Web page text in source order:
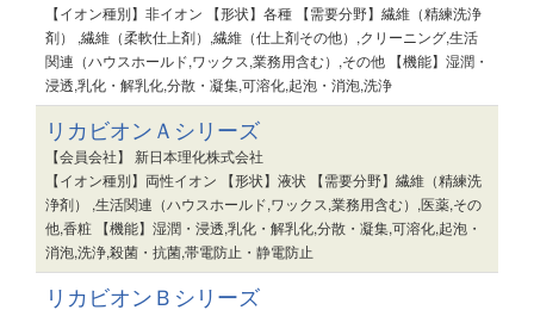
【イオン種別】非イオン 【形状】各種 【需要分野】繊維（精練洗浄
剤） ,繊維（柔軟仕上剤）,繊維（仕上剤その他）,クリーニング,生活
関連（ハウスホールド,ワックス,業務用含む）,その他 【機能】湿潤・
浸透,乳化・解乳化,分散・凝集,可溶化,起泡・消泡,洗浄
リカビオンＡシリーズ
【会員会社】 新日本理化株式会社
【イオン種別】両性イオン 【形状】液状 【需要分野】繊維（精練洗
浄剤） ,生活関連（ハウスホールド,ワックス,業務用含む）,医薬,その
他,香粧 【機能】湿潤・浸透,乳化・解乳化,分散・凝集,可溶化,起泡・
消泡,洗浄,殺菌・抗菌,帯電防止・静電防止
リカビオンＢシリーズ